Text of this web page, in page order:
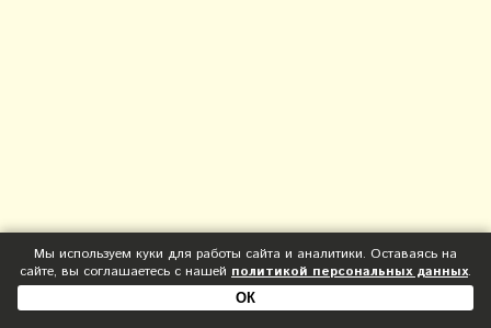
Мы используем куки для работы сайта и аналитики. Оставаясь на
сайте, вы соглашаетесь с нашей политикой персональных данных.
ОК